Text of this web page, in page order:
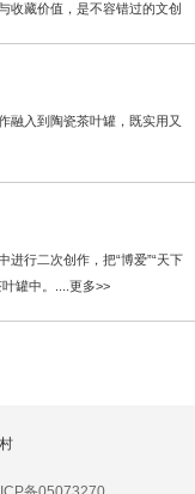
收藏价值，是不容错过的文创
融入到陶瓷茶叶罐，既实用又
进行二次创作，把“博爱”“天下
罐中。....更多>>